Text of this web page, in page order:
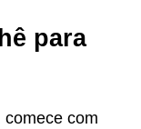
para
comece com